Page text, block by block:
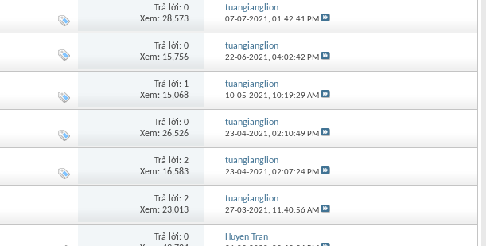
Trả lời: 0
Xem: 28,573
tuangianglion
07-07-2021,01:42:41 PM
Trả lời: 0
Xem: 15,756
tuangianglion
22-06-2021,04:02:42 PM
Trả lời: 1
Xem: 15,068
tuangianglion
10-05-2021, 10:19:29 AM
Trả lời: 0
Xem: 26,526
tuangianglion
23-04-2021,02:10:49 PM
Trả lời: 2
Xem: 16,583
tuangianglion
23-04-2021,02:07:24 PM
Trả lời: 2
Xem: 23,013
tuangianglion
27-03-2021, 11:40:56 AM
Trả lời: 0
Huyen Tran